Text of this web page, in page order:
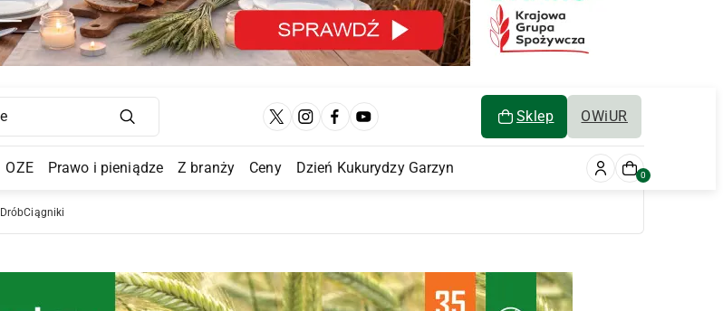
Sklep OWiUR
Main Navigation
OZE Prawo i pieniądze Z branży Ceny Dzień Kukurydzy Garzyn 0
DróbCiągniki